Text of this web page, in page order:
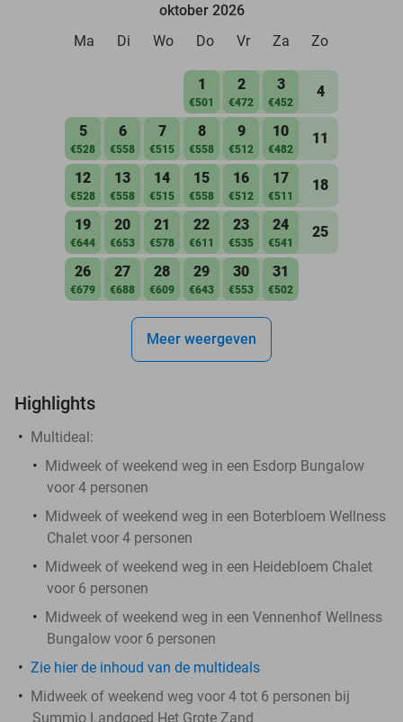
oktober 2026
Ma
Di Wo Do Vr Za Zo
1
€501
2
€472
3
€452
4
5
€528
6
€558
7
€515
8
€558
9
€512
10
€482
11
12
€528
13
€558
14
€515
15
€558
16
€512
17
€511
18
19
€644
20
€653
21
€578
22
€611
23
€535
24
€541
25
26
€679
27
€688
28
€609
29
€643
30
€553
31
€502
Meer weergeven
Highlights
Multideal:
Midweek of weekend weg in een Esdorp Bungalow
voor 4 personen
Midweek of weekend weg in een Boterbloem Wellness
Chalet voor 4 personen
Midweek of weekend weg in een Heidebloem Chalet
voor 6 personen
Midweek of weekend weg in een Vennenhof Wellness
Bungalow voor 6 personen
Zie hier de inhoud van de multideals
Midweek of weekend weg voor 4 tot 6 personen bij
Summio Landgoed Het Grote Zand